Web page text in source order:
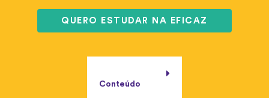
QUERO ESTUDAR NA EFICAZ
Conteúdo